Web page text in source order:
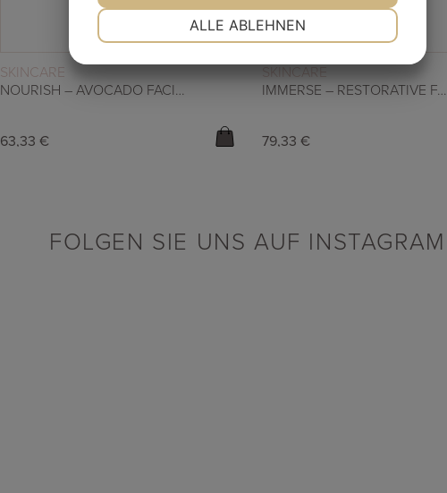
SKINCARE
NOURISH – AVOCADO FACIAL OIL
63,33 €
SKINCARE
IMMERSE – RESTORATIVE FACIAL OIL
79,33 €
FOLGEN SIE UNS AUF INSTAGRAM
STATISTIKEN
ALLE ABLEHNEN